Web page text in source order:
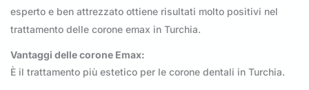
esperto e ben attrezzato ottiene risultati molto positivi nel
trattamento delle corone emax in Turchia.
Vantaggi delle corone Emax:
È il trattamento più estetico per le corone dentali in Turchia.